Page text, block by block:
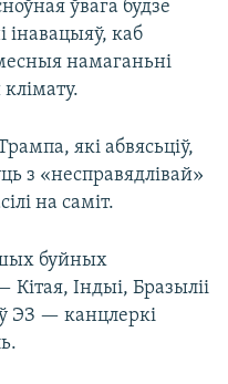
ўвага будзе
інавацыяў, каб
намаганьні
які абвясьціў,
з «несправядлівай»
на саміт.
буйных
Індыі, Бразыліі
ЭЗ — канцлеркі